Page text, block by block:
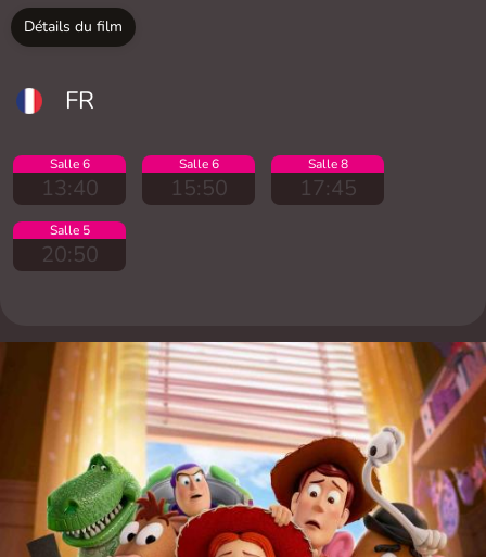
Détails du film
FR
Salle 6
13:40
Salle 6
15:50
Salle 8
17:45
Salle 5
20:50